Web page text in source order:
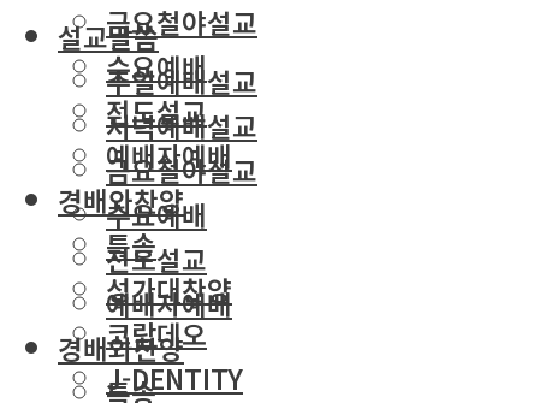
금요철야설교
수요예배
전도설교
예배자예배
경배와찬양
특송
성가대찬양
코람데오
J-DENTITY
설교말씀
주일예배설교
저녁예배설교
금요철야설교
수요예배
전도설교
예배자예배
경배와찬양
특송